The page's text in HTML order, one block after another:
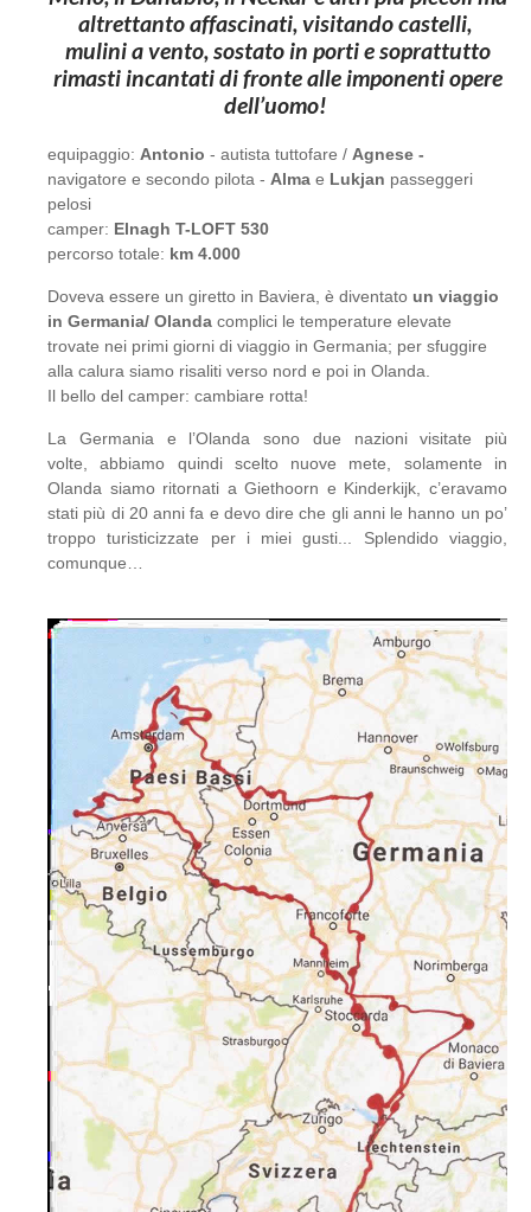
altrettanto affascinati, visitando castelli,
mulini a vento, sostato in porti e soprattutto
rimasti incantati di fronte alle imponenti opere
dell’uomo!
equipaggio: Antonio - autista tuttofare / Agnese -
navigatore e secondo pilota - Alma e Lukjan passeggeri
pelosi
camper: Elnagh T-LOFT 530
percorso totale: km 4.000
Doveva essere un giretto in Baviera, è diventato un viaggio
in Germania/ Olanda complici le temperature elevate
trovate nei primi giorni di viaggio in Germania; per sfuggire
alla calura siamo risaliti verso nord e poi in Olanda.
Il bello del camper: cambiare rotta!
La Germania e l’Olanda sono due nazioni visitate più
volte, abbiamo quindi scelto nuove mete, solamente in
Olanda siamo ritornati a Giethoorn e Kinderkijk, c’eravamo
stati più di 20 anni fa e devo dire che gli anni le hanno un po’
troppo turisticizzate per i miei gusti... Splendido viaggio,
comunque…